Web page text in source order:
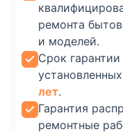
ремонта
и моделей.
Срок
лет.
Гарантия
ремонтные